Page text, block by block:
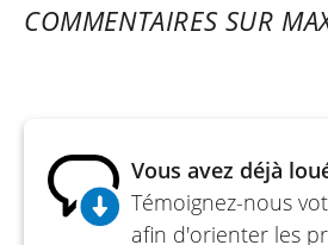
Lubrification - Carter humide
Mise en route - Démarreur
Transmission - Prise
COMMENTAIRES SUR
Vous avez déjà
Témoignez-nous
afin d'orienter les